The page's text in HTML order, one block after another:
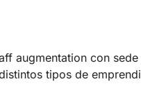
augmentation con sede
tipos de